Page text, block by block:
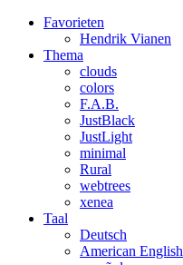
Favorieten
Hendrik Vianen
Thema
clouds
colors
F.A.B.
JustBlack
JustLight
minimal
Rural
webtrees
xenea
Taal
Deutsch
American English